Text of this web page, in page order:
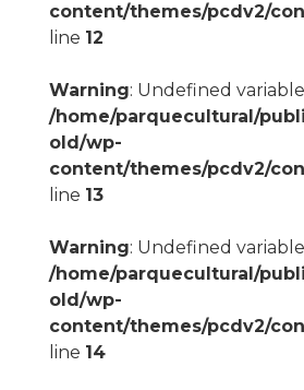
content/themes/pcdv2/
line 12
Warning: Undefined
/home/parquecultural/
old/wp-
content/themes/pcdv2/
line 13
Warning: Undefined
/home/parquecultural/
old/wp-
content/themes/pcdv2/
line 14